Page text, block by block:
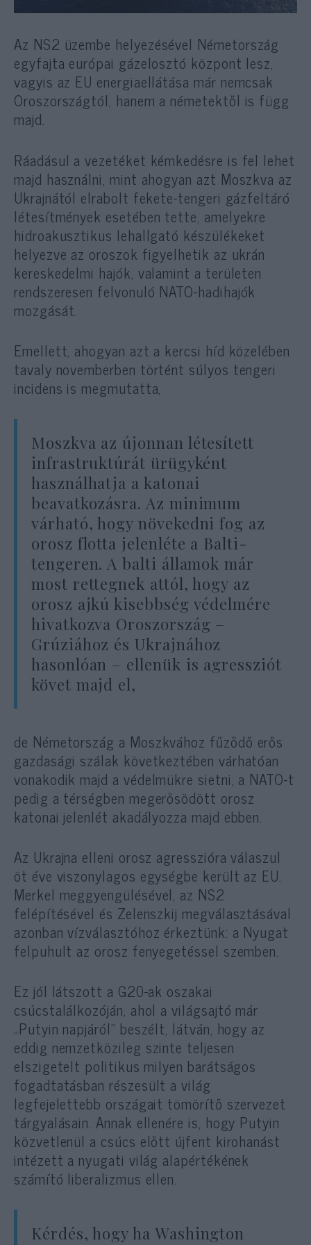
Az NS2 üzembe helyezésével Németország
egyfajta európai gázelosztó központ lesz,
vagyis az EU energiaellátása már nemcsak
Oroszországtól, hanem a németektől is függ
majd.
Ráadásul a vezetéket kémkedésre is fel lehet
majd használni, mint ahogyan azt Moszkva az
Ukrajnától elrabolt fekete-tengeri gázfeltáró
létesítmények esetében tette, amelyekre
hidroakusztikus lehallgató készülékeket
helyezve az oroszok figyelhetik az ukrán
kereskedelmi hajók, valamint a területen
rendszeresen felvonuló NATO-hadihajók
mozgását.
Emellett, ahogyan azt a kercsi híd közelében
tavaly novemberben történt súlyos tengeri
incidens is megmutatta,
Moszkva az újonnan létesített
infrastruktúrát ürügyként
használhatja a katonai
beavatkozásra. Az minimum
várható, hogy növekedni fog az
orosz flotta jelenléte a Balti-
tengeren. A balti államok már
most rettegnek attól, hogy az
orosz ajkú kisebbség védelmére
hivatkozva Oroszország –
Grúziához és Ukrajnához
hasonlóan – ellenük is agressziót
követ majd el,
de Németország a Moszkvához fűződő erős
gazdasági szálak következtében várhatóan
vonakodik majd a védelmükre sietni, a NATO-t
pedig a térségben megerősödött orosz
katonai jelenlét akadályozza majd ebben.
Az Ukrajna elleni orosz agresszióra válaszul
öt éve viszonylagos egységbe került az EU.
Merkel meggyengülésével, az NS2
felépítésével és Zelenszkij megválasztásával
azonban vízválasztóhoz érkeztünk: a Nyugat
felpuhult az orosz fenyegetéssel szemben.
Ez jól látszott a G20-ak oszakai
csúcstalálkozóján, ahol a világsajtó már
„Putyin napjáról” beszélt, látván, hogy az
eddig nemzetközileg szinte teljesen
elszigetelt politikus milyen barátságos
fogadtatásban részesült a világ
legfejelettebb országait tömörítő szervezet
tárgyalásain. Annak ellenére is, hogy Putyin
közvetlenül a csúcs előtt újfent kirohanást
intézett a nyugati világ alapértékének
számító liberalizmus ellen.
Kérdés, hogy ha Washington